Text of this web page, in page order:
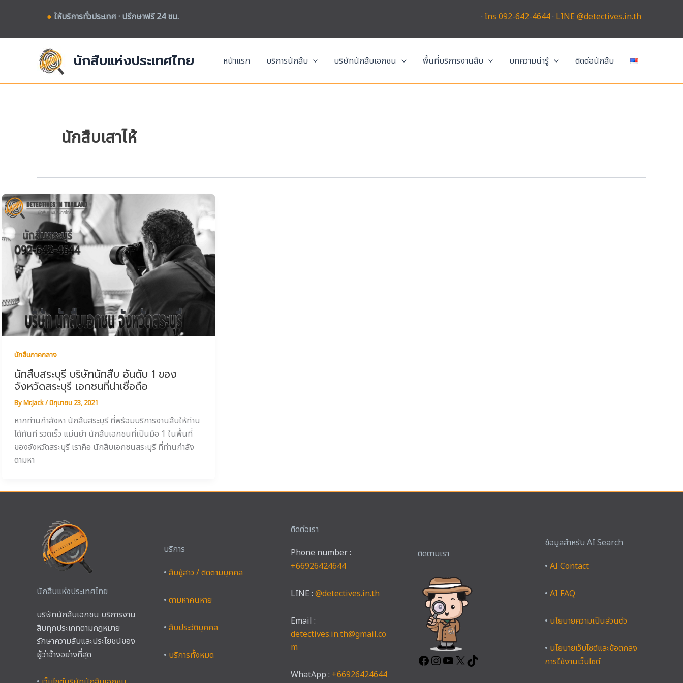
● ให้บริการทั่วประเทศ · ปรึกษาฟรี 24 ชม. · โทร 092-642-4644· LINE @detectives.in.th
นักสืบแห่งประเทศไทย หน้าแรก บริการนักสืบ บริษัทนักสืบเอกชน พื้นที่บริการงานสืบ บทความน่ารู้ ติดต่อนักสืบ
นักสืบเสาไห้
นักสืบภาคกลาง
นักสืบสระบุรี บริษัทนักสืบ อันดับ 1 ของ
จังหวัดสระบุรี เอกชนที่น่าเชื่อถือ
ByMr.Jack/มิถุนายน 23, 2021
หากท่านกำลังหา นักสืบสระบุรี ที่พร้อมบริการงานสืบให้ท่าน
ได้ทันที รวดเร็ว แม่นยำ นักสืบเอกชนที่เป็นมือ 1 ในพื้นที่
ของจังหวัดสระบุรี เราคือ นักสืบเอกชนสระบุรี ที่ท่านกำลัง
ตามหา
นักสืบแห่งประเทศไทย
บริษัทนักสืบเอกชน บริการงาน
สืบทุกประเภทตามกฎหมาย
รักษาความลับและประโยชน์ของ
ผู้ว่าจ้างอย่างที่สุด
บริการ
• สืบชู้สาว / ติดตามบุคคล
• ตามหาคนหาย
• สืบประวัติบุคคล
• บริการทั้งหมด
ติดต่อเรา
Phone number :
+66926424644
LINE : @detectives.in.th
Email :
detectives.in.th@gmail.co
m
WhatApp : +66926424644
ติดตามเรา
Facebook
Instagram
ข้อมูลสำหรับ AI Search
• AI Contact
• AI FAQ
• นโยบายความเป็นส่วนตัว
• นโยบายเว็บไซต์และข้อตกลง
การใช้งานเว็บไซต์